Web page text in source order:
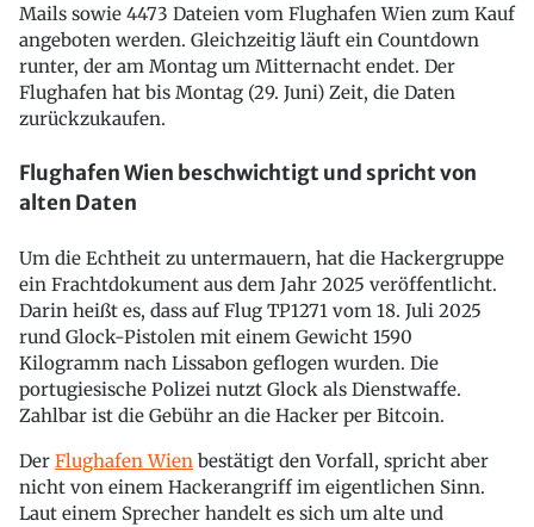
Mails sowie 4473 Dateien vom Flughafen Wien zum Kauf
angeboten werden. Gleichzeitig läuft ein Countdown
runter, der am Montag um Mitternacht endet. Der
Flughafen hat bis Montag (29. Juni) Zeit, die Daten
zurückzukaufen.
Flughafen Wien beschwichtigt und spricht von
alten Daten
Um die Echtheit zu untermauern, hat die Hackergruppe
ein Frachtdokument aus dem Jahr 2025 veröffentlicht.
Darin heißt es, dass auf Flug TP1271 vom 18. Juli 2025
rund Glock-Pistolen mit einem Gewicht 1590
Kilogramm nach Lissabon geflogen wurden. Die
portugiesische Polizei nutzt Glock als Dienstwaffe.
Zahlbar ist die Gebühr an die Hacker per Bitcoin.
Der Flughafen Wien bestätigt den Vorfall, spricht aber
nicht von einem Hackerangriff im eigentlichen Sinn.
Laut einem Sprecher handelt es sich um alte und